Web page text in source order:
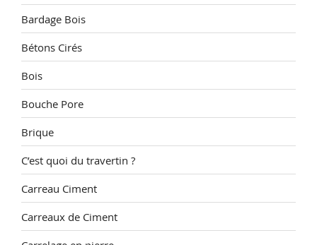
Bardage Bois
Bétons Cirés
Bois
Bouche Pore
Brique
C’est quoi du travertin ?
Carreau Ciment
Carreaux de Ciment